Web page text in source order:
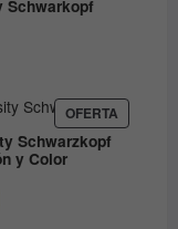
OFERTA
Schwarkopf
OFERTA
EN
Schwarzkopf
y Color